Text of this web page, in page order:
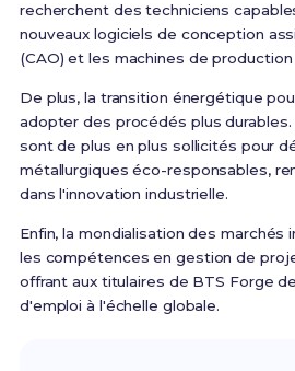
recherchent des techniciens
nouveaux logiciels de conception
(CAO) et les machines de
De plus, la transition énergétique
adopter des procédés plus
sont de plus en plus sollicités pour
métallurgiques éco-responsables,
dans l'innovation industrielle.
Enfin, la mondialisation des marchés
les compétences en gestion de
offrant aux titulaires de BTS Forge
d'emploi à l'échelle globale.